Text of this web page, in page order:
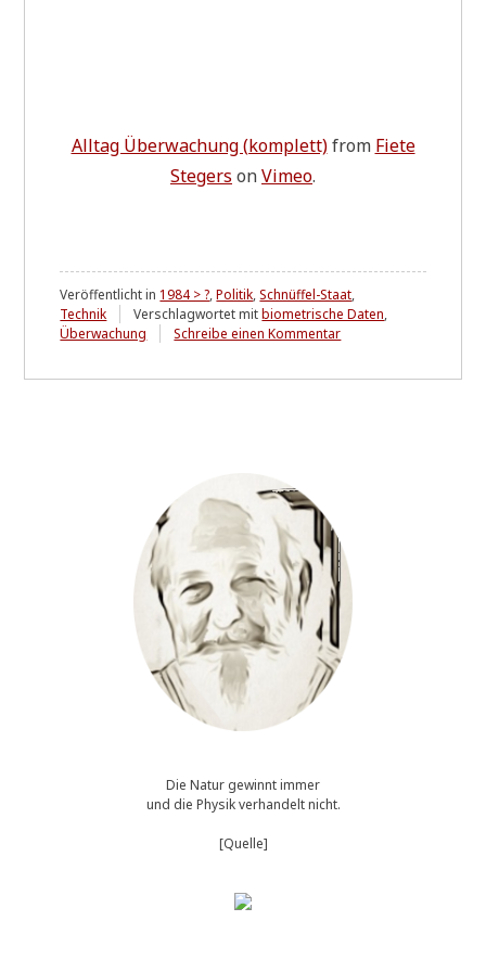
All­tag Über­wa­chung (kom­plett)from Fie­te
Ste­gers onVimeo.
Veröffentlicht in 1984 > ?,Politik,Schnüffel-Staat,
Technik
Verschlagwortet mitbiometrische Daten,
Überwachung
Schreibe einen Kommentarzu
Die Natur gewinnt immer
und die Physik verhandelt nicht.
[Quelle]